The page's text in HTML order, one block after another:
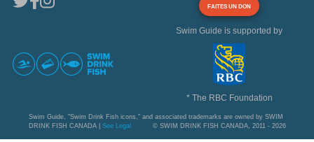
FAITES UN DON
Swim Guide is supported by
* The RBC Foundation
Swim Guide, "Swim Drink Fish icons," and associated trademarks are owned by SWIM
DRINK FISH CANADA | See Legal © SWIM DRINK FISH CANADA, 2011 - 2026